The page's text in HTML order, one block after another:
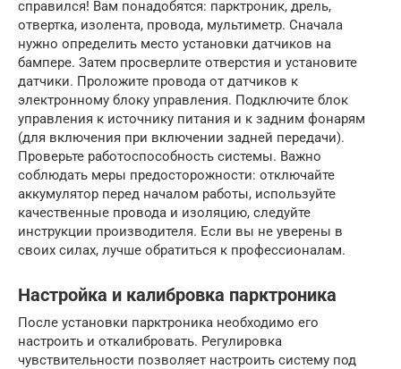
справился! Вам понадобятся: парктроник, дрель,
отвертка, изолента, провода, мультиметр. Сначала
нужно определить место установки датчиков на
бампере. Затем просверлите отверстия и установите
датчики. Проложите провода от датчиков к
электронному блоку управления. Подключите блок
управления к источнику питания и к задним фонарям
(для включения при включении задней передачи).
Проверьте работоспособность системы. Важно
соблюдать меры предосторожности: отключайте
аккумулятор перед началом работы, используйте
качественные провода и изоляцию, следуйте
инструкции производителя. Если вы не уверены в
своих силах, лучше обратиться к профессионалам.
Настройка и калибровка парктроника
После установки парктроника необходимо его
настроить и откалибровать. Регулировка
чувствительности позволяет настроить систему под